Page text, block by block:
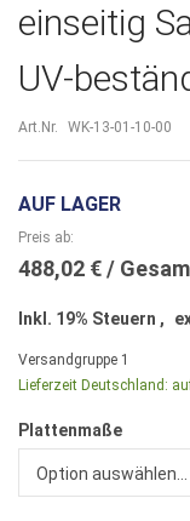
einseitig
UV-
Art.Nr. WK-13-01-10-00
AUF LAGER
Preis ab
488,02 €
Inkl. 19% Steuern ,
Versandgruppe 1
Lieferzeit Deutschland:
Plattenmaße
Option auswählen...